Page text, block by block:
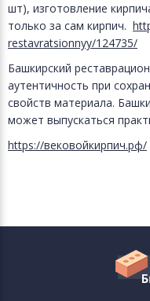
шт), изготовление
только за сам кирпич.
restavratsionnyy/124735/
Башкирский
аутентичность при
свойств материала.
может выпускаться
https://вековойкирпич.рф/